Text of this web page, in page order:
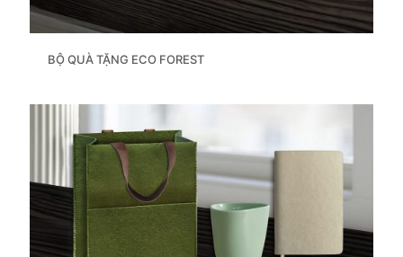
BỘ QUÀ TẶNG ECO FOREST